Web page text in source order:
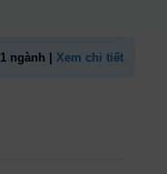
1 ngành | Xem chi tiết